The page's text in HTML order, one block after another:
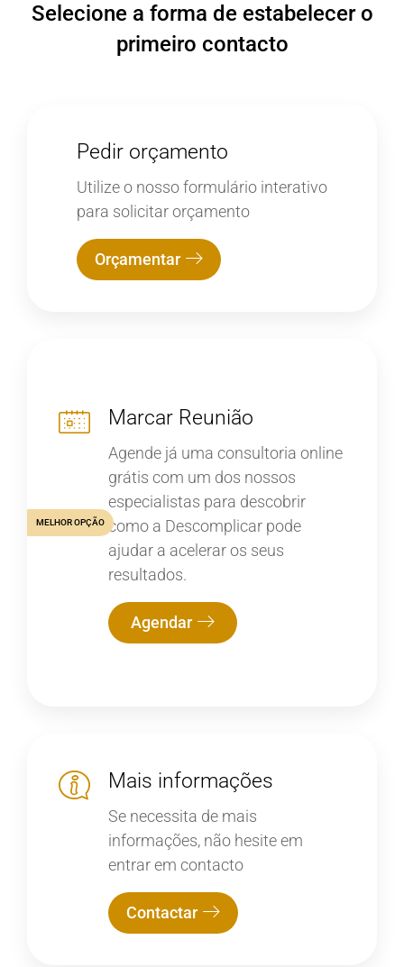
Selecione a forma de estabelecer o
primeiro contacto
Pedir orçamento
Utilize o nosso formulário interativo
para solicitar orçamento
Orçamentar
Marcar Reunião
Agende já uma consultoria online
grátis com um dos nossos
especialistas para descobrir
como a Descomplicar pode
ajudar a acelerar os seus
resultados.
Agendar
MELHOR OPÇÃO
Mais informações
Se necessita de mais
informações, não hesite em
entrar em contacto
Contactar